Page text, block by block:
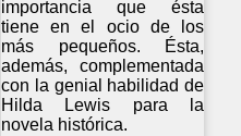
importancia que ésta
tiene en el ocio de los
más pequeños. Ésta,
además, complementada
con la genial habilidad de
Hilda Lewis para la
novela histórica.